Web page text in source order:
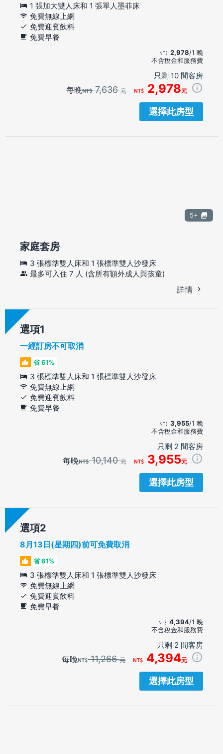
1 張加大雙人床和 1 張單人墨菲床
免費無線上網
免費迎賓飲料
免費早餐
2,978/1 晚
不含稅金和服務費
只剩 10 間客房
每晚 7,636元 2,978元
選擇此房型
5+
家庭套房
3 張標準雙人床和 1 張標準雙人沙發床
最多可入住 7 人 (含所有額外成人與孩童)
詳情
選項
一經訂房不可取消
省 61%
3 張標準雙人床和 1 張標準雙人沙發床
免費無線上網
免費迎賓飲料
免費早餐
3,955/1 晚
不含稅金和服務費
只剩 2 間客房
每晚 10,140元 3,955元
選擇此房型
選項
8月13日(星期四)前可免費取消
省 61%
3 張標準雙人床和 1 張標準雙人沙發床
免費無線上網
免費迎賓飲料
免費早餐
4,394/1 晚
不含稅金和服務費
只剩 2 間客房
每晚 11,266元 4,394元
選擇此房型